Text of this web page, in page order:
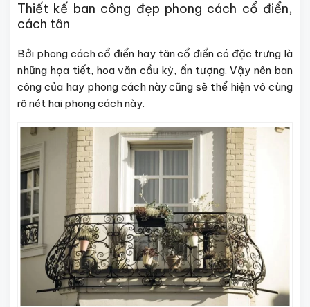
Thiết kế ban công đẹp phong cách cổ điển,
cách tân
Bởi phong cách cổ điển hay tân cổ điển có đặc trưng là
những họa tiết, hoa văn cầu kỳ, ấn tượng. Vậy nên ban
công của hay phong cách này cũng sẽ thể hiện vô cùng
rõ nét hai phong cách này.